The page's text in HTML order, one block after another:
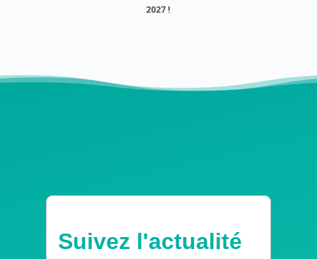
2027 !